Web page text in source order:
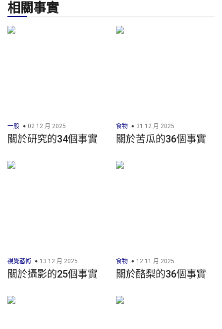
相關事實
一般 02 12 月 2025
關於研究的34個事實
食物 31 12 月 2025
關於苦瓜的36個事實
視覺藝術 13 12 月 2025
關於攝影的25個事實
食物 12 11 月 2025
關於酪梨的36個事實